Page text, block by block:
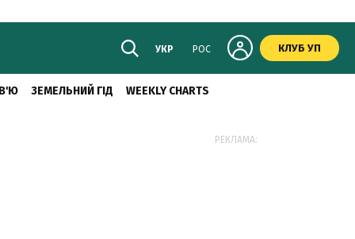
УКР РОС КЛУБ УП
ЗЕМЕЛЬНИЙ ГІД WEEKLY CHARTS
РЕКЛАМА: